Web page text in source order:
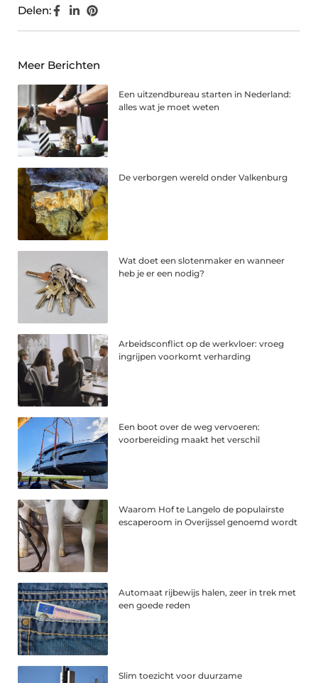
Delen:
Meer Berichten
Een uitzendbureau starten in Nederland:
alles wat je moet weten
De verborgen wereld onder Valkenburg
Wat doet een slotenmaker en wanneer
heb je er een nodig?
Arbeidsconflict op de werkvloer: vroeg
ingrijpen voorkomt verharding
Een boot over de weg vervoeren:
voorbereiding maakt het verschil
Waarom Hof te Langelo de populairste
escaperoom in Overijssel genoemd wordt
Automaat rijbewijs halen, zeer in trek met
een goede reden
Slim toezicht voor duurzame